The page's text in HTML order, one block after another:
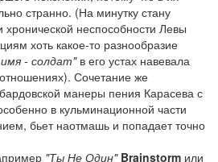
странно. (На минутку стану
хронической неспособности Левы
хоть какое-то разнообразие
- солдат"в его устах навевала
Сочетание же
манеры пения Карасева с
в кульминационной части
бьет наотмашь и попадает точно
"Ты Не Один" Brainstorm или